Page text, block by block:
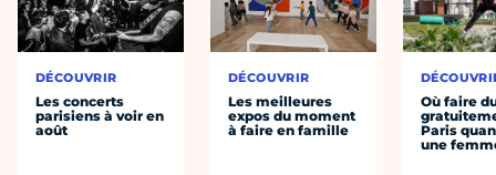
DÉCOUVRIR
Les concerts
parisiens à voir en
août
DÉCOUVRIR
Les meilleures
expos du moment
à faire en famille
Où faire
Paris
une